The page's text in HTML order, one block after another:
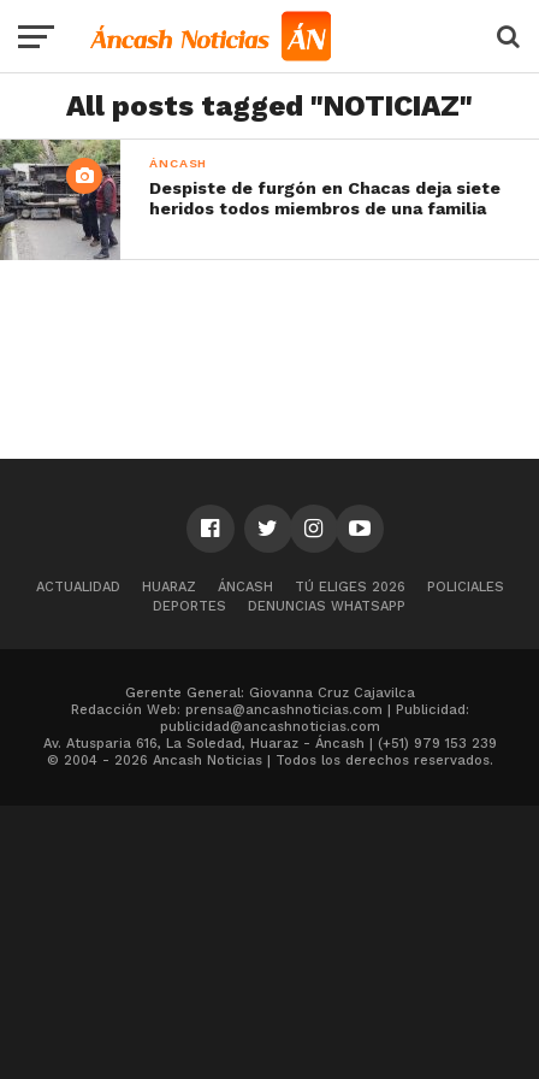
All posts tagged "NOTICIAZ"
ÁNCASH
Despiste de furgón en Chacas deja siete
heridos todos miembros de una familia
ACTUALIDAD HUARAZ ÁNCASH TÚ ELIGES 2026
POLICIALES
DEPORTES
DENUNCIAS WHATSAPP
Gerente General: Giovanna Cruz Cajavilca
Redacción Web: prensa@ancashnoticias.com | Publicidad:
publicidad@ancashnoticias.com
Av. Atusparia 616, La Soledad, Huaraz - Áncash | (+51) 979 153 239
© 2004 - 2026 Ancash Noticias | Todos los derechos reservados.